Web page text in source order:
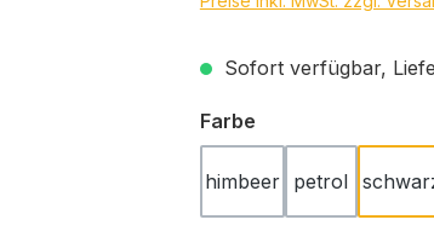
Sofort verfügbar,
Farbeauswählen
himbeer petrol